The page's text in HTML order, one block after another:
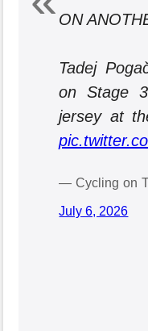
ON
Tadej
on Stage
jersey at
— Cycling on
July 6, 2026